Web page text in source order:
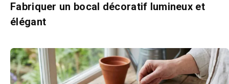
Fabriquer un bocal décoratif lumineux et
élégant